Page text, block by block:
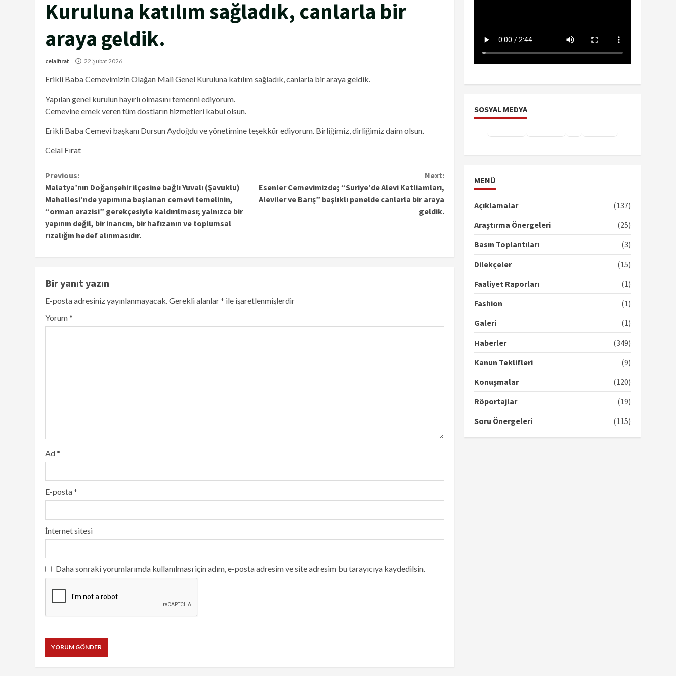
Kuruluna katılım sağladık, canlarla bir
araya geldik.
celalfirat 22 Şubat 2026
Erikli Baba Cemevimizin Olağan Mali Genel Kuruluna katılım sağladık, canlarla bir araya geldik.
Yapılan genel kurulun hayırlı olmasını temenni ediyorum.
Cemevine emek veren tüm dostların hizmetleri kabul olsun.
Erikli Baba Cemevi başkanı Dursun Aydoğdu ve yönetimine teşekkür ediyorum. Birliğimiz, dirliğimiz daim olsun.
Celal Fırat
Continue
Reading
Previous:
Malatya’nın Doğanşehir ilçesine bağlı Yuvalı (Şavuklu)
Mahallesi’nde yapımına başlanan cemevi temelinin,
“orman arazisi” gerekçesiyle kaldırılması; yalnızca bir
yapının değil, bir inancın, bir hafızanın ve toplumsal
rızalığın hedef alınmasıdır.
Next:
Esenler Cemevimizde; “Suriye’de Alevi Katliamları,
Aleviler ve Barış” başlıklı panelde canlarla bir araya
geldik.
Bir yanıt yazın
E-posta adresiniz yayınlanmayacak.Gerekli alanlar* ile işaretlenmişlerdir
Yorum*
Ad*
E-posta*
İnternet sitesi
Daha sonraki yorumlarımda kullanılması için adım, e-posta adresim ve site adresim bu tarayıcıya kaydedilsin.
SOSYAL MEDYA
MENÜ
Açıklamalar
(137)
Araştırma Önergeleri
(25)
Basın Toplantıları
(3)
Dilekçeler
(15)
Faaliyet Raporları
(1)
Fashion
(1)
Galeri
(1)
Haberler
(349)
Kanun Teklifleri
(9)
Konuşmalar
(120)
Röportajlar
(19)
Soru Önergeleri
(115)